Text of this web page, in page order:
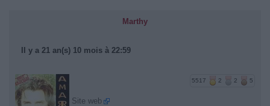
Marthy
Il y a 21 an(s) 10 mois à 22:59
5517 2 2 5
Site web